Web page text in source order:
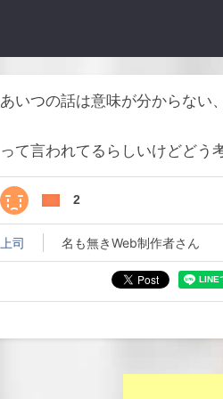
あいつの話は意味が分からない
って言われてるらしいけどどう
2
上司 名も無きWeb制作者さん